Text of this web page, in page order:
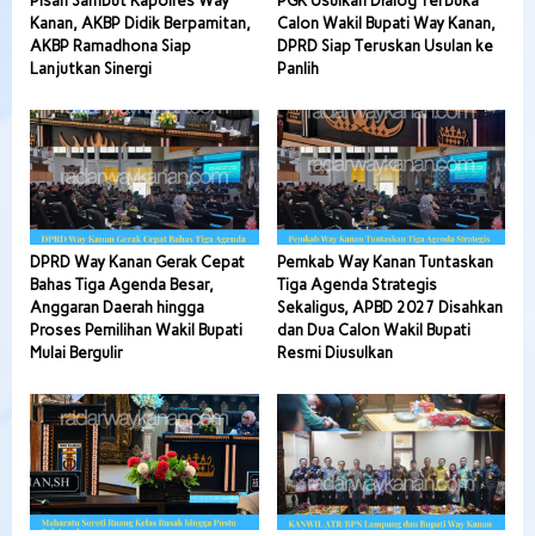
Kanan, AKBP Didik Berpamitan,
AKBP Ramadhona Siap
Lanjutkan Sinergi
Calon Wakil Bupati Way Kanan,
DPRD Siap Teruskan Usulan ke
Panlih
DPRD Way Kanan Gerak Cepat
Bahas Tiga Agenda Besar,
Anggaran Daerah hingga
Proses Pemilihan Wakil Bupati
Mulai Bergulir
Pemkab Way Kanan Tuntaskan
Tiga Agenda Strategis
Sekaligus, APBD 2027 Disahkan
dan Dua Calon Wakil Bupati
Resmi Diusulkan